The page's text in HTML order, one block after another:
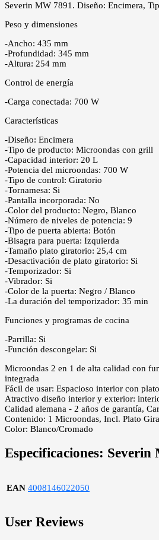
Severin MW 7891. Diseño: Encimera,
Peso y dimensiones
-Ancho: 435 mm
-Profundidad: 345 mm
-Altura: 254 mm
Control de energía
-Carga conectada: 700 W
Características
-Diseño: Encimera
-Tipo de producto: Microondas con grill
-Capacidad interior: 20 L
-Potencia del microondas: 700 W
-Tipo de control: Giratorio
-Tornamesa: Si
-Pantalla incorporada: No
-Color del producto: Negro, Blanco
-Número de niveles de potencia: 9
-Tipo de puerta abierta: Botón
-Bisagra para puerta: Izquierda
-Tamaño plato giratorio: 25,4 cm
-Desactivación de plato giratorio: Si
-Temporizador: Si
-Vibrador: Si
-Color de la puerta: Negro / Blanco
-La duración del temporizador: 35 min
Funciones y programas de cocina
-Parrilla: Si
-Función descongelar: Si
Microondas 2 en 1 de alta calidad con
integrada
Fácil de usar: Espacioso interior con
Atractivo diseño interior y exterior:
Calidad alemana - 2 años de garantía,
Contenido: 1 Microondas, Incl. Plato
Color: Blanco/Cromado
Especificaciones: Severin
EAN 4008146022050
User Reviews